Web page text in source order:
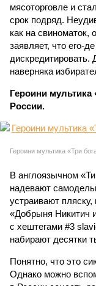
мясоторговле и
срок подряд.
как на свиноматок,
заявляет, что его-
дискредитировать.
наверняка
Героини мультика
России.
Героини мультика «Три
В англоязычном
надевают
устраивают
«Добрыня Никитич
с хештегами #3
набирают десятки
Понятно, что это
Однако можно